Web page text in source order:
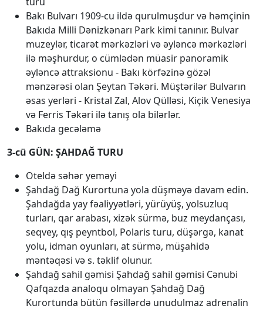
Bakı Bulvarı 1909-cu ildə qurulmuşdur və həmçinin
Bakıda Milli Dənizkənarı Park kimi tanınır. Bulvar
muzeylər, ticarət mərkəzləri və əyləncə mərkəzləri
ilə məşhurdur, o cümlədən müasir panoramik
əyləncə attraksionu - Bakı körfəzinə gözəl
mənzərəsi olan Şeytan Təkəri. Müştərilər Bulvarın
əsas yerləri - Kristal Zal, Alov Qülləsi, Kiçik Venesiya
və Ferris Təkəri ilə tanış ola bilərlər.
Bakıda gecələmə
3-cü GÜN: ŞAHDAĞ TURU
Oteldə səhər yeməyi
Şahdağ Dağ Kurortuna yola düşməyə davam edin.
Şahdağda yay fəaliyyətləri, yürüyüş, yolsuzluq
turları, qar arabası, xizək sürmə, buz meydançası,
seqvey, qış peyntbol, ​​Polaris turu, düşərgə, kanat
yolu, idman oyunları, at sürmə, müşahidə
məntəqəsi və s. təklif olunur.
Şahdağ sahil gəmisi Şahdağ sahil gəmisi Cənubi
Qafqazda analoqu olmayan Şahdağ Dağ
Kurortunda bütün fəsillərdə unudulmaz adrenalin